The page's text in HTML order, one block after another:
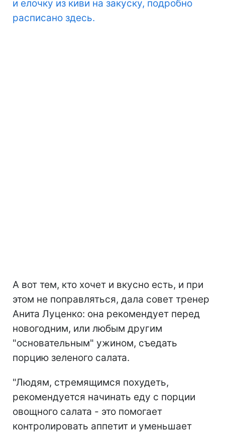
и елочку из киви на закуску, подробно
расписано здесь.
А вот тем, кто хочет и вкусно есть, и при
этом не поправляться, дала совет тренер
Анита Луценко: она рекомендует перед
новогодним, или любым другим
"основательным" ужином, съедать
порцию зеленого салата.
"Людям, стремящимся похудеть,
рекомендуется начинать еду с порции
овощного салата - это помогает
контролировать аппетит и уменьшает